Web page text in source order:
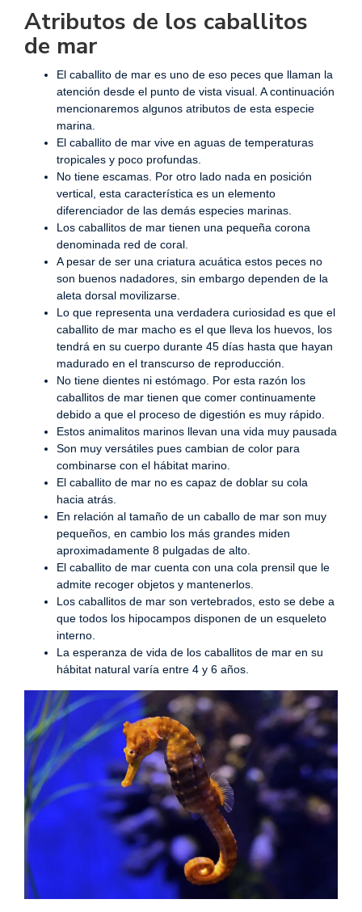
Atributos de los caballitos
de mar
El caballito de mar es uno de eso peces que llaman la
atención desde el punto de vista visual. A continuación
mencionaremos algunos atributos de esta especie
marina.
El caballito de mar vive en aguas de temperaturas
tropicales y poco profundas.
No tiene escamas. Por otro lado nada en posición
vertical, esta característica es un elemento
diferenciador de las demás especies marinas.
Los caballitos de mar tienen una pequeña corona
denominada red de coral.
A pesar de ser una criatura acuática estos peces no
son buenos nadadores, sin embargo dependen de la
aleta dorsal movilizarse.
Lo que representa una verdadera curiosidad es que el
caballito de mar macho es el que lleva los huevos, los
tendrá en su cuerpo durante 45 días hasta que hayan
madurado en el transcurso de reproducción.
No tiene dientes ni estómago. Por esta razón los
caballitos de mar tienen que comer continuamente
debido a que el proceso de digestión es muy rápido.
Estos animalitos marinos llevan una vida muy pausada
Son muy versátiles pues cambian de color para
combinarse con el hábitat marino.
El caballito de mar no es capaz de doblar su cola
hacia atrás.
En relación al tamaño de un caballo de mar son muy
pequeños, en cambio los más grandes miden
aproximadamente 8 pulgadas de alto.
El caballito de mar cuenta con una cola prensil que le
admite recoger objetos y mantenerlos.
Los caballitos de mar son vertebrados, esto se debe a
que todos los hipocampos disponen de un esqueleto
interno.
La esperanza de vida de los caballitos de mar en su
hábitat natural varía entre 4 y 6 años.